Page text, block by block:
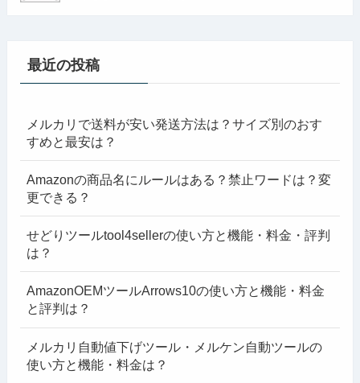
最近の投稿
メルカリで送料が安い発送方法は？サイズ別のおす
すめと最安は？
Amazonの商品名にルールはある？禁止ワードは？変
更できる？
せどりツールtool4sellerの使い方と機能・料金・評判
は？
AmazonOEMツールArrows10の使い方と機能・料金
と評判は？
メルカリ自動値下げツール・メルケン自動ツールの
使い方と機能・料金は？